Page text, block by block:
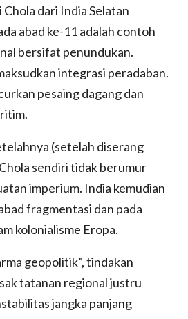
dari India Selatan
abad ke-11 adalah contoh
bersifat penundukan.
integrasi peradaban.
pesaing dagang dan
(setelah diserang
sendiri tidak berumur
imperium. India kemudian
fragmentasi dan pada
kolonialisme Eropa.
geopolitik”, tindakan
tatanan regional justru
jangka panjang